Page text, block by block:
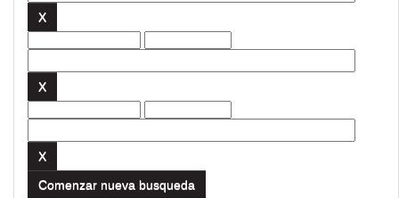
Comenzar nueva busqueda